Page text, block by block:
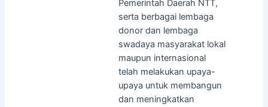
Pemerintah Daerah NTT,
serta berbagai lembaga
donor dan lembaga
swadaya masyarakat lokal
maupun internasional
telah melakukan upaya-
upaya untuk membangun
dan meningkatkan